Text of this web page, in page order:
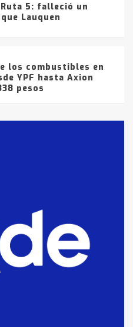
5: falleció un
Lauquen
los combustibles en
YPF hasta Axion
pesos
por
de drogas en la
vendió el edificio de
Industrial del